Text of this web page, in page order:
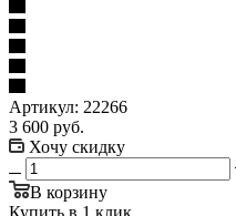
Артикул: 22266
3 600 руб.
Хочу скидку
В корзину
Купить в 1 клик